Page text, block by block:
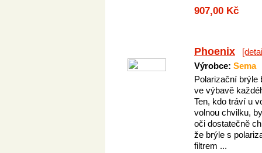
907,00 Kč
Phoenix
Výrobce: Sema
Polarizační brýle
ve výbavě
Ten, kdo tráví u
volnou chvilku,
oči dostatečně
že brýle s
filtrem ...